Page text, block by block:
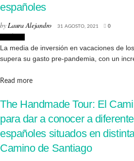
españoles
by Laura Alejandro 31 AGOSTO, 2021 0
La media de inversión en vacaciones de
supera su gasto pre-pandemia, con un
Read moreDetails
The Handmade Tour: El
para dar a conocer a
españoles situados en
Camino de Santiago